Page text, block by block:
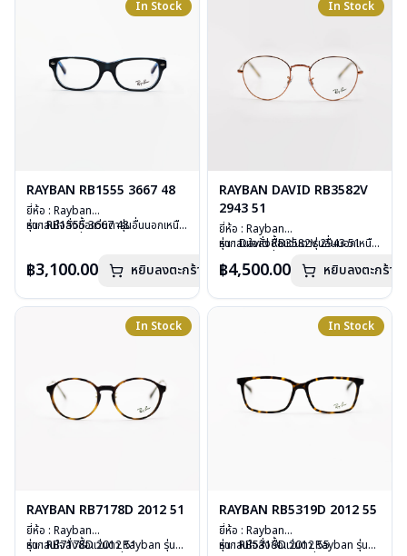
In Stock
RAYBAN RB1555 3667 48
ยี่ห้อ : Rayban
รุ่น : RB1555 3667 48
บานพับ : ไม่มีสปริง
อุปกรณ์ : กล่องแว่น, ผ้าเช็ดแว่น, คู่มือ
การรับประกัน : 2 ปี (ประกันศูนย์
หากสนใจสั่งชื้อแว่นตารุ่นอื่นนอกเหนือ
฿3,100.00 หยิบลงตะกร้า
In Stock
RAYBAN DAVID RB3582V
2943 51
ยี่ห้อ : Rayban
รุ่น : David RB3582V 2943 51
เลนส์ : Demo Lens
น้ำหนัก : 18 กรัม
อุปกรณ์ : กล่องแว่น, ผ้าเช็ดแว่น, คู่มือ
การรับประกัน : 2 ปี (ประกันศูนย์
หากสนใจสั่งชื้อแว่นตารุ่นอื่นนอกเหนือ
คลิก
฿4,500.00 หยิบลงตะกร้า
In Stock
RAYBAN RB7178D 2012 51
ยี่ห้อ : Rayban
รุ่น : RB7178D 2012 51
หากสนใจสั่งชื้อแว่นตา Rayban รุ่นอื่น
In Stock
RAYBAN RB5319D 2012 55
ยี่ห้อ : Rayban
รุ่น : RB5319D 2012 55
หากสนใจสั่งชื้อแว่นตา Rayban รุ่นอื่น